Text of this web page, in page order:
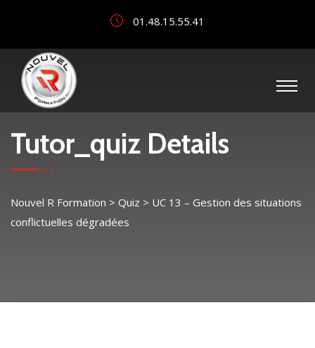
01.48.15.55.41
Tutor_quiz Details
Nouvel R Formation > Quiz > UC 13 – Gestion des situations
conflictuelles dégradées